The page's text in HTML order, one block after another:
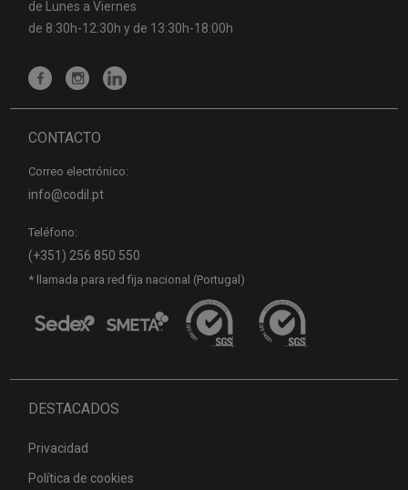
de Lunes a Viernes
de 8:30h-12:30h y de 13:30h-18:00h
CONTACTO
Correo electrónico:
info@codil.pt
Teléfono:
(+351) 256 850 550
* llamada para red fija nacional (Portugal)
DESTACADOS
Privacidad
Política de cookies